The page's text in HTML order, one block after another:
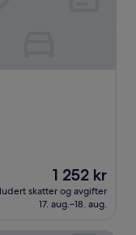
Prisen
er
1 252 kr
1 252 kr
skatter og avgifter
17. aug.–18. aug.